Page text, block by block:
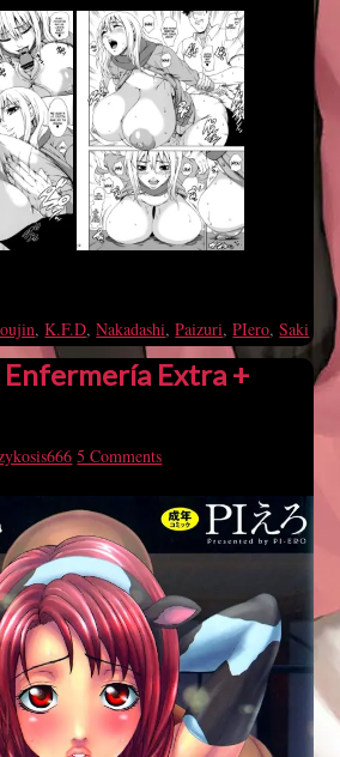
,K.F.D,Nakadashi,Paizuri,PIero,Saki
Enfermería Extra +
5 Comments